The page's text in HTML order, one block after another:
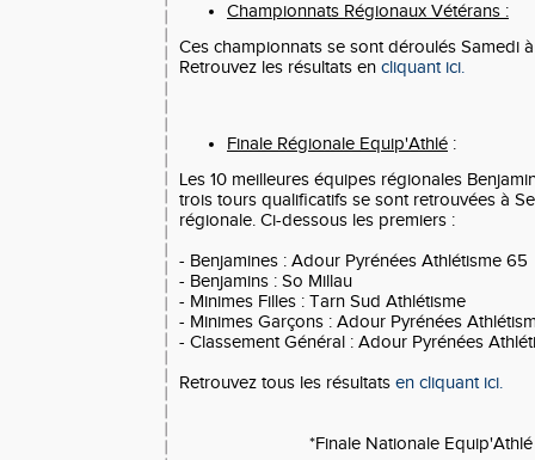
Championnats Régionaux Vétérans :
Ces championnats se sont déroulés Samedi
Retrouvez les résultats en cliquant ici.
Finale Régionale Equip'Athlé :
Les 10 meilleures équipes régionales
trois tours qualificatifs se sont retrouvées à
régionale. Ci-dessous les premiers :
- Benjamines : Adour Pyrénées Athlétisme 65
- Benjamins : So Millau
- Minimes Filles : Tarn Sud Athlétisme
- Minimes Garçons : Adour Pyrénées
- Classement Général : Adour Pyrénées
Retrouvez tous les résultats en cliquant ici.
*Finale Nationale